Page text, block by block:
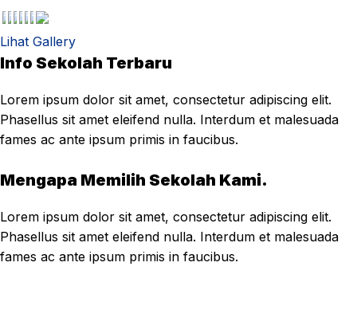
Lihat Gallery
Info Sekolah Terbaru
Lorem ipsum dolor sit amet, consectetur adipiscing elit.
Phasellus sit amet eleifend nulla. Interdum et malesuada
fames ac ante ipsum primis in faucibus.
Mengapa Memilih Sekolah Kami.
Lorem ipsum dolor sit amet, consectetur adipiscing elit.
Phasellus sit amet eleifend nulla. Interdum et malesuada
fames ac ante ipsum primis in faucibus.